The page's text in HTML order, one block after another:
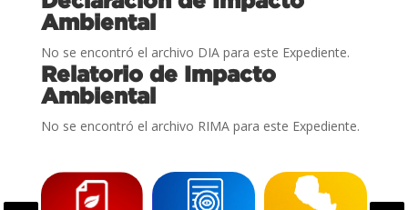
Ambiental
No se encontró el archivo DIA para este Expediente.
Relatorio de Impacto
Ambiental
No se encontró el archivo RIMA para este Expediente.